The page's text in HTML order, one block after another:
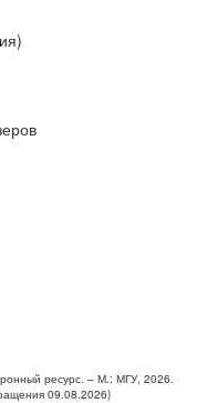
ресурс. – М.: МГУ, 2026.
09.08.2026)